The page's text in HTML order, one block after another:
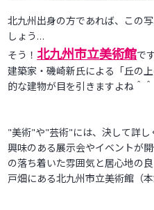
北九州出身の方であれば、この
しょう…
そう！北九州市立美術館です
建築家・磯崎新氏による「丘の
的な建物が目を引きますよね＾＾
"美術"や"芸術"には、決して詳し
興味のある展示会やイベントが
の落ち着いた雰囲気と居心地の良
戸畑にある北九州市立美術館（